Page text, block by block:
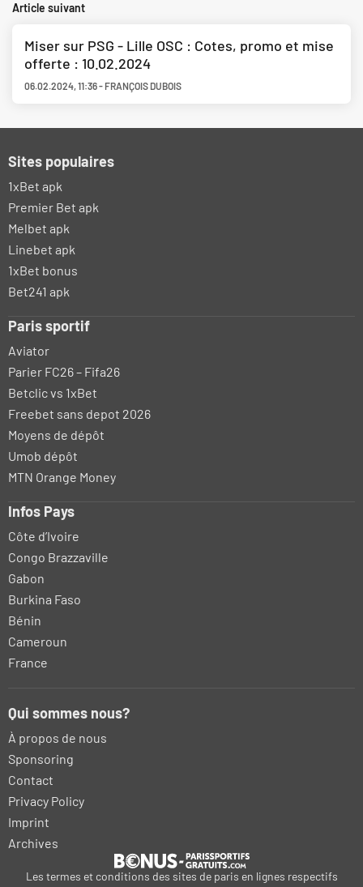
Article suivant
Miser sur PSG - Lille OSC : Cotes, promo et mise
offerte : 10.02.2024
06.02.2024,11:36- FRANÇOIS DUBOIS
Sites populaires
1xBet apk
Premier Bet apk
Melbet apk
Linebet apk
1xBet bonus
Bet241 apk
Paris sportif
Aviator
Parier FC26 – Fifa26
Betclic vs 1xBet
Freebet sans depot 2026
Moyens de dépôt
Umob dépôt
MTN Orange Money
Infos Pays
Côte d’Ivoire
Congo Brazzaville
Gabon
Burkina Faso
Bénin
Cameroun
France
Qui sommes nous?
À propos de nous
Sponsoring
Contact
Privacy Policy
Imprint
Archives
Les termes et conditions des sites de paris en lignes respectifs